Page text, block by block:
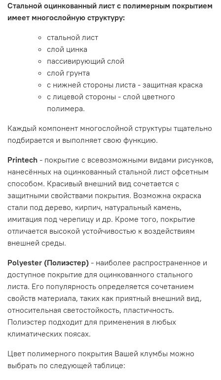
Стальной оцинкованный лист с полимерным покрытием
имеет многослойную структуру:
стальной лист
слой цинка
пассивирующий слой
слой грунта
с нижней стороны листа - защитная краска
с лицевой стороны - слой цветного
полимера.
Каждый компонент многослойной структуры тщательно
подбирается и выполняет свою функцию.
Printech - покрытие с всевозможными видами рисунков,
нанесённых на оцинкованный стальной лист офсетным
способом. Красивый внешний вид сочетается с
защитными свойствами покрытия. Возможна окраска
стали под дерево, кирпич, натуральный камень,
имитация под черепицу и др. Кроме того, покрытие
отличается высокой устойчивостью к воздействиям
внешней среды.
Polyester (Полиэстер) - наиболее распространенное и
доступное покрытие для оцинкованного стального
листа. Его популярность определяется сочетанием
свойств материала, таких как приятный внешний вид,
относительная светостойкость, пластичность.
Полиэстер подходит для применения в любых
климатических поясах.
Цвет полимерного покрытия Вашей клумбы можно
выбрать по следующей таблице: